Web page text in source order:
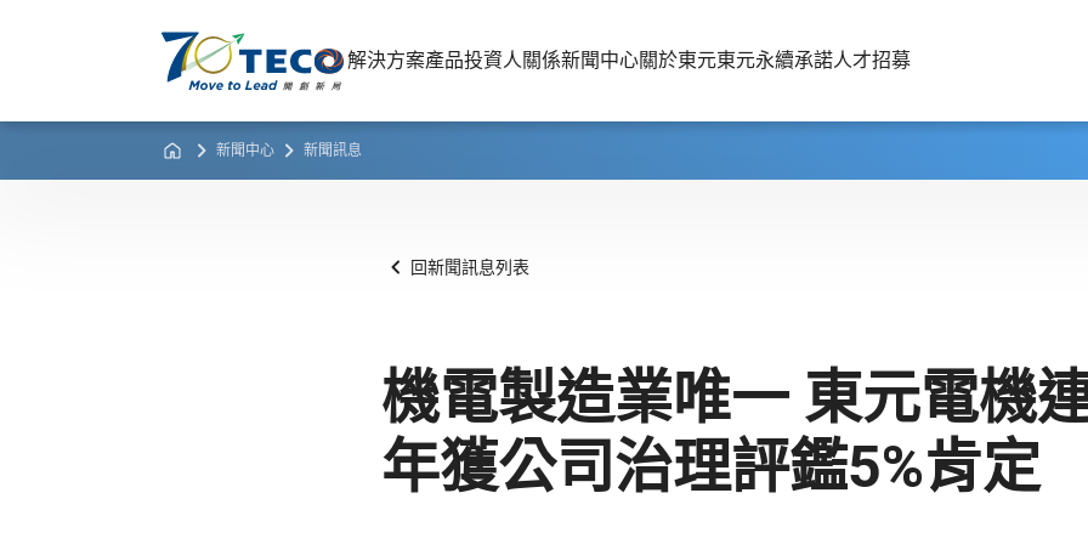
解決方案產品投資人關係新聞中心關於東元東元永續承諾人才招募
新聞中心 新聞訊息
回新聞訊息列表
機電製造業唯一 東元電機
年獲公司治理評鑑5%肯定